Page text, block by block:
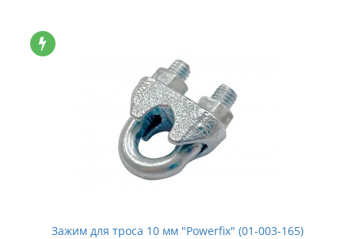
Зажим для троса 10 мм "Powerfix" (01-003-165)